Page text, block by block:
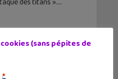
(sans pépites de